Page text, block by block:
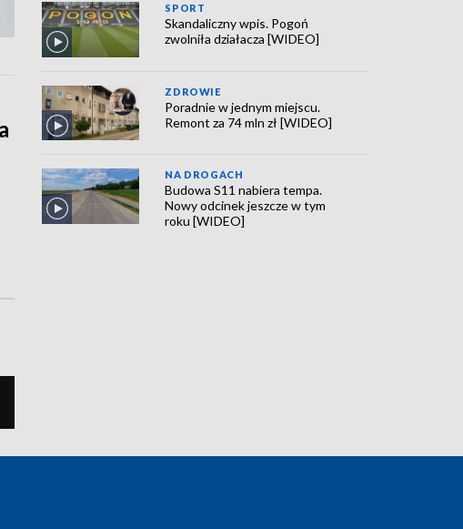
SPORT
Skandaliczny wpis. Pogoń
zwolniła działacza [WIDEO]
ZDROWIE
Poradnie w jednym miejscu.
Remont za 74 mln zł [WIDEO]
NA DROGACH
Budowa S11 nabiera tempa.
Nowy odcinek jeszcze w tym
roku [WIDEO]